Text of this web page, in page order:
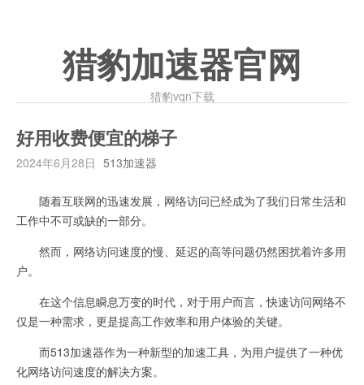
猎豹加速器官网
猎豹vqn下载
好用收费便宜的梯子
2024年6月28日 513加速器
随着互联网的迅速发展，网络访问已经成为了我们日常生活和
工作中不可或缺的一部分。
然而，网络访问速度的慢、延迟的高等问题仍然困扰着许多用
户。
在这个信息瞬息万变的时代，对于用户而言，快速访问网络不
仅是一种需求，更是提高工作效率和用户体验的关键。
而513加速器作为一种新型的加速工具，为用户提供了一种优
化网络访问速度的解决方案。